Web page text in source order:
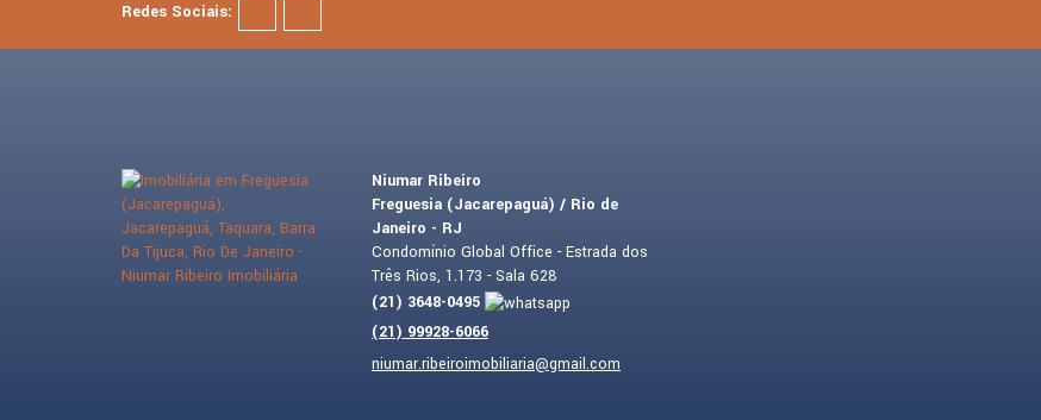
Redes Sociais:
Niumar Ribeiro
Freguesia (Jacarepaguá) / Rio de
Janeiro - RJ
Condomínio Global Office - Estrada dos
Três Rios, 1.173 - Sala 628
(21) 3648-0495
(21) 99928-6066
niumar.ribeiroimobiliaria@gmail.com